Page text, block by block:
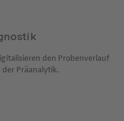
den Probenverlauf
Präanalytik.